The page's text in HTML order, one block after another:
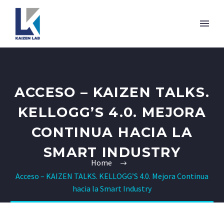
ACCESO – KAIZEN TALKS.
KELLOGG’S 4.0. MEJORA
CONTINUA HACIA LA
SMART INDUSTRY
Home
Acceso – KAIZEN TALKS. KELLOGG’S 4.0. Mejora Continua
hacia la Smart Industry